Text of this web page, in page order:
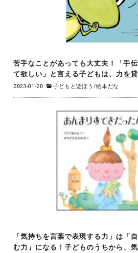
苦手なことがあっても大丈夫！「手
て欲しい」と言える子どもは、力を貸
2023-01-20 子どもと遊ぼう /絵本だな
「気持ちを言葉で表現する力」は「
む力」になる！子どものうちから、